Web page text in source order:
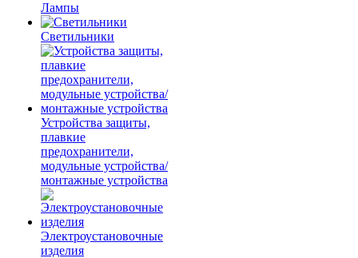
Лампы
Светильники
Устройства защиты,
плавкие
предохранители,
модульные устройства/
монтажные устройства
Электроустановочные
изделия